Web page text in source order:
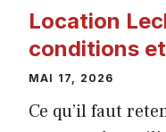
Location
conditions
MAI 17, 2026
Ce qu’il faut